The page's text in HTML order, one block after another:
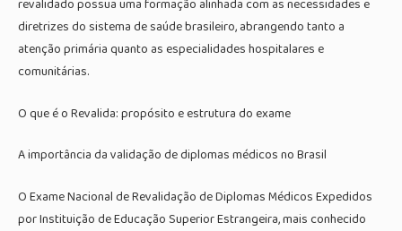
revalidado possua uma formação alinhada com as necessidades e
diretrizes do sistema de saúde brasileiro, abrangendo tanto a
atenção primária quanto as especialidades hospitalares e
comunitárias.
O que é o Revalida: propósito e estrutura do exame
A importância da validação de diplomas médicos no Brasil
O Exame Nacional de Revalidação de Diplomas Médicos Expedidos
por Instituição de Educação Superior Estrangeira, mais conhecido